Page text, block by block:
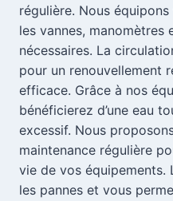
régulière. Nous
les vannes, manomètres
nécessaires. La
pour un renouvellement
efficace. Grâce à nos
bénéficierez d’une eau
excessif. Nous
maintenance régulière
vie de vos équipements.
les pannes et vous